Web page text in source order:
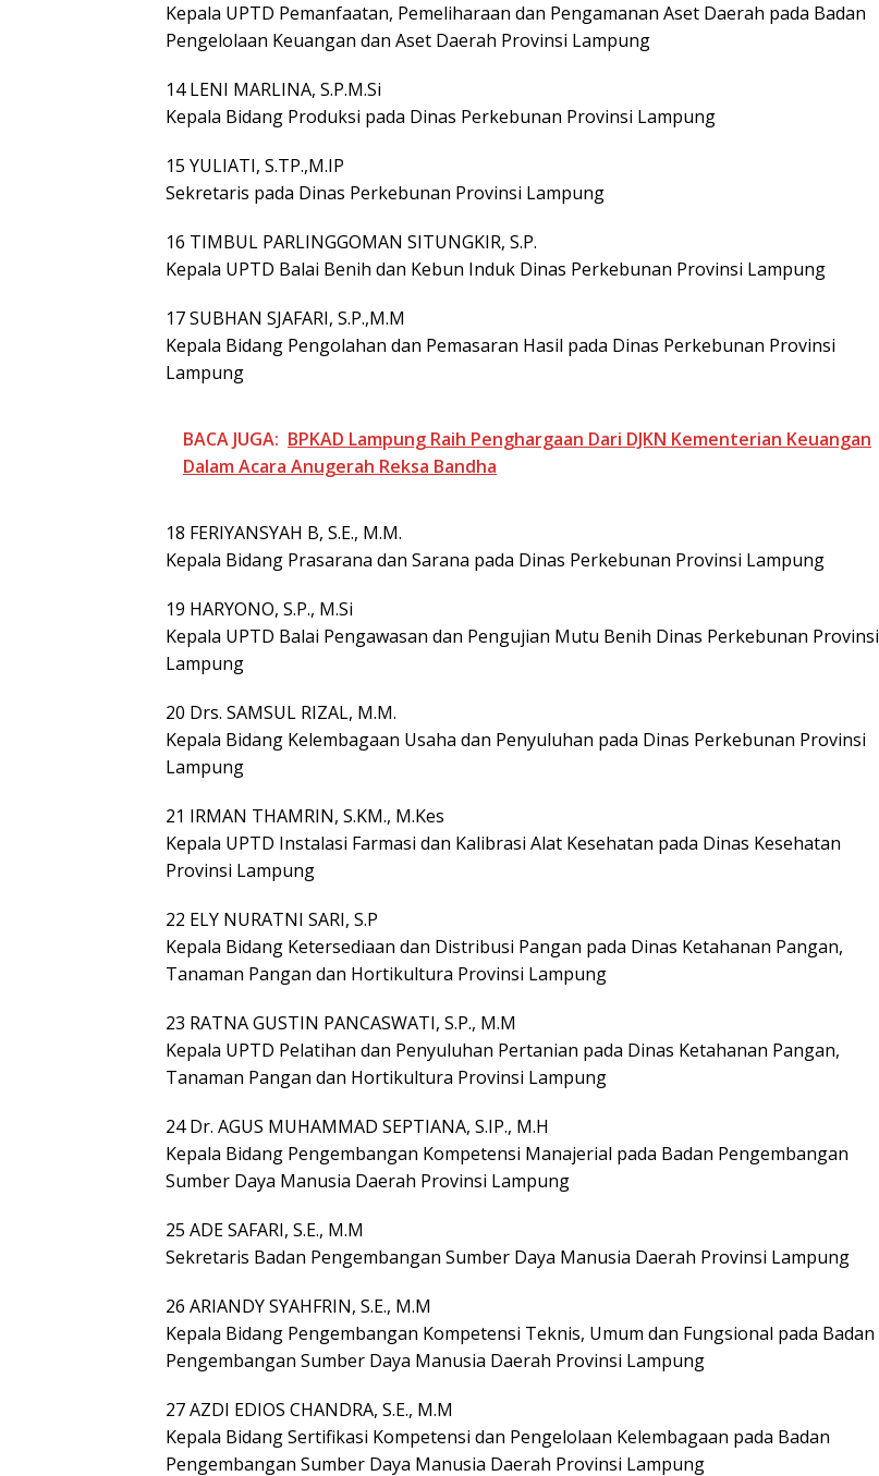
Kepala UPTD Pemanfaatan, Pemeliharaan dan Pengamanan Aset Daerah pada Badan
Pengelolaan Keuangan dan Aset Daerah Provinsi Lampung
14 LENI MARLINA, S.P.M.Si
Kepala Bidang Produksi pada Dinas Perkebunan Provinsi Lampung
15 YULIATI, S.TP.,M.IP
Sekretaris pada Dinas Perkebunan Provinsi Lampung
16 TIMBUL PARLINGGOMAN SITUNGKIR, S.P.
Kepala UPTD Balai Benih dan Kebun Induk Dinas Perkebunan Provinsi Lampung
17 SUBHAN SJAFARI, S.P.,M.M
Kepala Bidang Pengolahan dan Pemasaran Hasil pada Dinas Perkebunan Provinsi
Lampung
BACA JUGA: BPKAD Lampung Raih Penghargaan Dari DJKN Kementerian Keuangan
Dalam Acara Anugerah Reksa Bandha
18 FERIYANSYAH B, S.E., M.M.
Kepala Bidang Prasarana dan Sarana pada Dinas Perkebunan Provinsi Lampung
19 HARYONO, S.P., M.Si
Kepala UPTD Balai Pengawasan dan Pengujian Mutu Benih Dinas Perkebunan Provinsi
Lampung
20 Drs. SAMSUL RIZAL, M.M.
Kepala Bidang Kelembagaan Usaha dan Penyuluhan pada Dinas Perkebunan Provinsi
Lampung
21 IRMAN THAMRIN, S.KM., M.Kes
Kepala UPTD Instalasi Farmasi dan Kalibrasi Alat Kesehatan pada Dinas Kesehatan
Provinsi Lampung
22 ELY NURATNI SARI, S.P
Kepala Bidang Ketersediaan dan Distribusi Pangan pada Dinas Ketahanan Pangan,
Tanaman Pangan dan Hortikultura Provinsi Lampung
23 RATNA GUSTIN PANCASWATI, S.P., M.M
Kepala UPTD Pelatihan dan Penyuluhan Pertanian pada Dinas Ketahanan Pangan,
Tanaman Pangan dan Hortikultura Provinsi Lampung
24 Dr. AGUS MUHAMMAD SEPTIANA, S.IP., M.H
Kepala Bidang Pengembangan Kompetensi Manajerial pada Badan Pengembangan
Sumber Daya Manusia Daerah Provinsi Lampung
25 ADE SAFARI, S.E., M.M
Sekretaris Badan Pengembangan Sumber Daya Manusia Daerah Provinsi Lampung
26 ARIANDY SYAHFRIN, S.E., M.M
Kepala Bidang Pengembangan Kompetensi Teknis, Umum dan Fungsional pada Badan
Pengembangan Sumber Daya Manusia Daerah Provinsi Lampung
27 AZDI EDIOS CHANDRA, S.E., M.M
Kepala Bidang Sertifikasi Kompetensi dan Pengelolaan Kelembagaan pada Badan
Pengembangan Sumber Daya Manusia Daerah Provinsi Lampung